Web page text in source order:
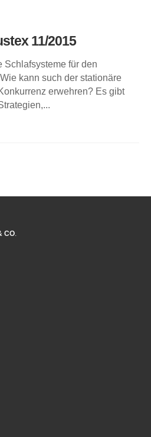
11/2015
Schlafsysteme für den
kann such der stationäre
erwehren? Es gibt
CO